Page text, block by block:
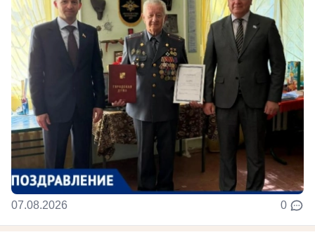
07.08.2026 0